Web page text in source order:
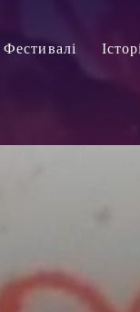
Фестивалі